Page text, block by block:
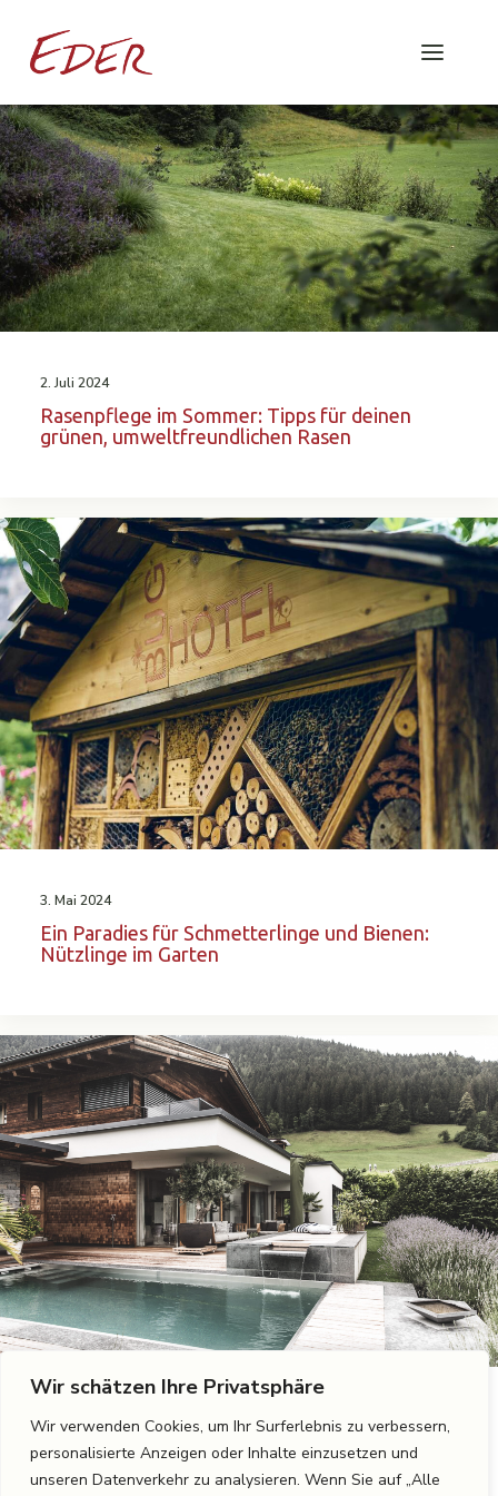
Wir schätzen Ihre Privatsphäre
Wir verwenden Cookies, um Ihr Surferlebnis zu verbessern,
personalisierte Anzeigen oder Inhalte einzusetzen und
unseren Datenverkehr zu analysieren. Wenn Sie auf „Alle
2. Juli 2024
Rasenpflege im Sommer: Tipps für deinen
grünen, umweltfreundlichen Rasen
3. Mai 2024
Ein Paradies für Schmetterlinge und Bienen:
Nützlinge im Garten
22. Januar 2024
Gartengestaltung im Neuen Jahr